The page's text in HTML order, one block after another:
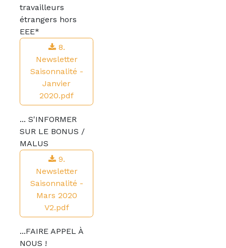
travailleurs
étrangers hors
EEE*
8.
Newsletter
Saisonnalité -
Janvier
2020.pdf
... S'INFORMER
SUR LE BONUS /
MALUS
9.
Newsletter
Saisonnalité -
Mars 2020
V2.pdf
...FAIRE APPEL À
NOUS !